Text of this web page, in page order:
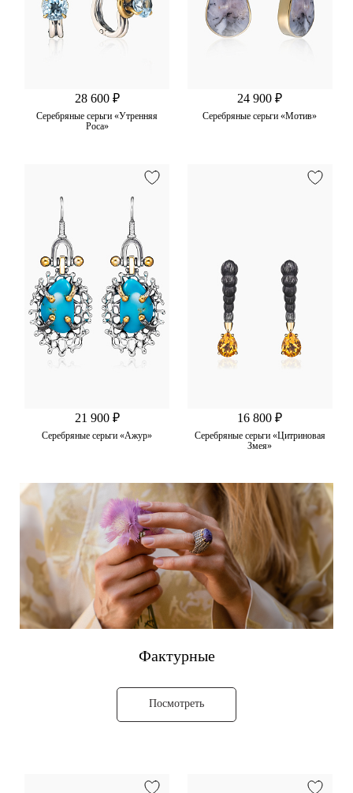
28 600 ₽
Серебряные серьги «Утренняя
Роса»
24 900 ₽
Серебряные серьги «Мотив»
21 900 ₽
Серебряные серьги «Ажур»
16 800 ₽
Серебряные серьги «Цитриновая
Змея»
Фактурные
Посмотреть